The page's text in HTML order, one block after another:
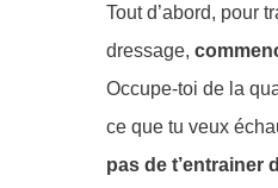
Tout d’abord, pour
dressage,
Occupe-toi de la
ce que tu veux
pas de t’entrainer